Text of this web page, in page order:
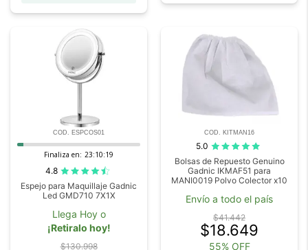
COD. ESPCOS01
Finaliza en: 23:10:18
4.8
Espejo para Maquillaje Gadnic
Led GMD710 7X1X
Llega Hoy o
¡Retiralo hoy!
$130.998
COD. KITMAN16
5.0
Bolsas de Repuesto Genuino
Gadnic IKMAF51 para
MANI0019 Polvo Colector x10
Envío a todo el país
$41.442
$18.649
55% OFF